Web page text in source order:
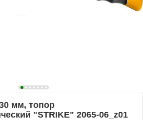
мм, топор
"STRIKE" 2065-06_z01